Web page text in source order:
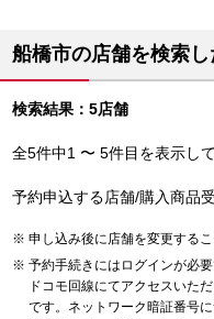
船橋市の店舗を検索
検索結果：5店舗
全5件中1 〜 5件目を表示し
予約申込する店舗/購入商品
申し込み後に店舗を変更するこ
予約手続きにはログインが必要
ドコモ回線にてアクセスいた
です。ネットワーク暗証番号